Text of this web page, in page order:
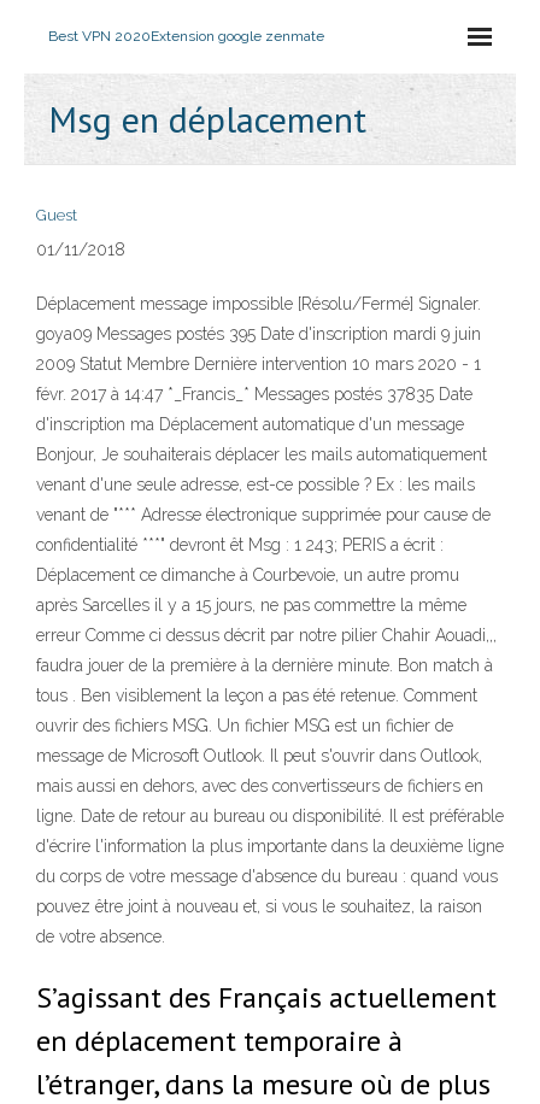
Best VPN 2020Extension google zenmate
Msg en déplacement
Guest
01/11/2018
Déplacement message impossible [Résolu/Fermé] Signaler.
goya09 Messages postés 395 Date d'inscription mardi 9 juin
2009 Statut Membre Dernière intervention 10 mars 2020 - 1
févr. 2017 à 14:47 *_Francis_* Messages postés 37835 Date
d'inscription ma Déplacement automatique d'un message
Bonjour, Je souhaiterais déplacer les mails automatiquement
venant d'une seule adresse, est-ce possible ? Ex : les mails
venant de "*** Adresse électronique supprimée pour cause de
confidentialité ***" devront êt Msg : 1 243; PERIS a écrit :
Déplacement ce dimanche à Courbevoie, un autre promu
après Sarcelles il y a 15 jours, ne pas commettre la même
erreur Comme ci dessus décrit par notre pilier Chahir Aouadi,,,
faudra jouer de la première à la dernière minute. Bon match à
tous . Ben visiblement la leçon a pas été retenue. Comment
ouvrir des fichiers MSG. Un fichier MSG est un fichier de
message de Microsoft Outlook. Il peut s'ouvrir dans Outlook,
mais aussi en dehors, avec des convertisseurs de fichiers en
ligne. Date de retour au bureau ou disponibilité. Il est préférable
d'écrire l'information la plus importante dans la deuxième ligne
du corps de votre message d'absence du bureau : quand vous
pouvez être joint à nouveau et, si vous le souhaitez, la raison
de votre absence.
S’agissant des Français actuellement
en déplacement temporaire à
l’étranger, dans la mesure où de plus